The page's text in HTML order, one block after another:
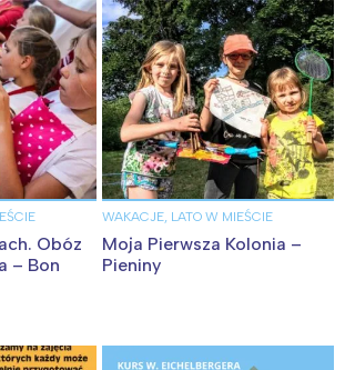
Obóz
– Bon
WAKACJE, LATO W MIEŚCIE
Moja Pierwsza Kolonia –
Pieniny
mnie wydarzenia z